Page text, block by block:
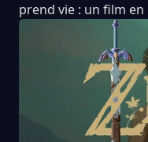
prend vie : un film